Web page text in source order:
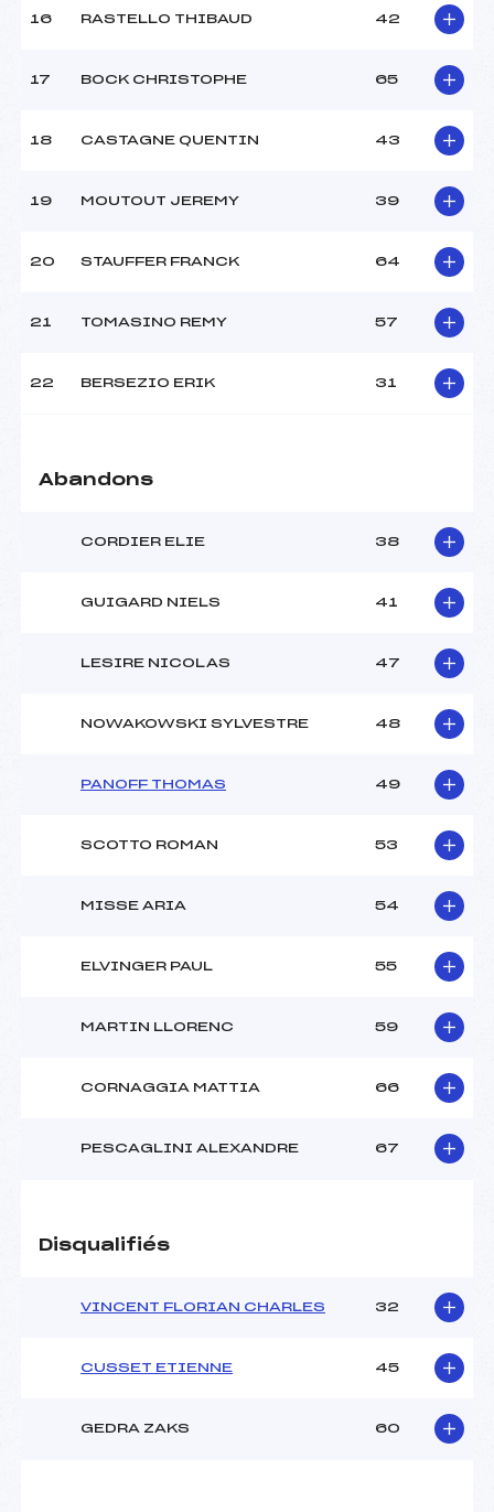
Catégorie :
Ben
16 RASTELLO THIBAUD 42
17 BOCK CHRISTOPHE 65
18 CASTAGNE QUENTIN 43
19 MOUTOUT JEREMY 39
20 STAUFFER FRANCK 64
21 TOMASINO REMY 57
22 BERSEZIO ERIK 31
Abandons
CORDIER ELIE 38
GUIGARD NIELS 41
LESIRE NICOLAS 47
NOWAKOWSKI SYLVESTRE 48
PANOFF THOMAS 49
SCOTTO ROMAN 53
MISSE ARIA 54
ELVINGER PAUL 55
MARTIN LLORENC 59
CORNAGGIA MATTIA 66
PESCAGLINI ALEXANDRE 67
Disqualifiés
VINCENT FLORIAN CHARLES 32
CUSSET ETIENNE 45
GEDRA ZAKS 60